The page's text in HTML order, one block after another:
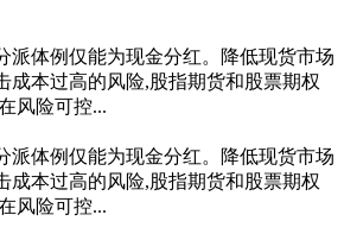
派体例仅能为现金分红。降低现货市场
成本过高的风险,股指期货和股票期权
风险可控...
派体例仅能为现金分红。降低现货市场
成本过高的风险,股指期货和股票期权
风险可控...